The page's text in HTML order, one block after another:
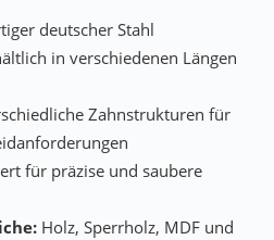
deutscher Stahl
in verschiedenen Längen
Zahnstrukturen für
für präzise und saubere
Holz, Sperrholz, MDF und